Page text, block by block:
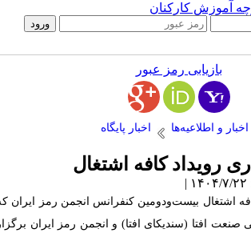
آموزش کارکنان
بازیابی رمز عبور
اخبار و اطلاعیه‌ها اخبار پایگاه
رویداد کافه اشتغال
بیست‌ودومین کنفرانس انجمن رمز ایران که
افتا (سندیکای افتا) و انجمن رمز ایران برگزار